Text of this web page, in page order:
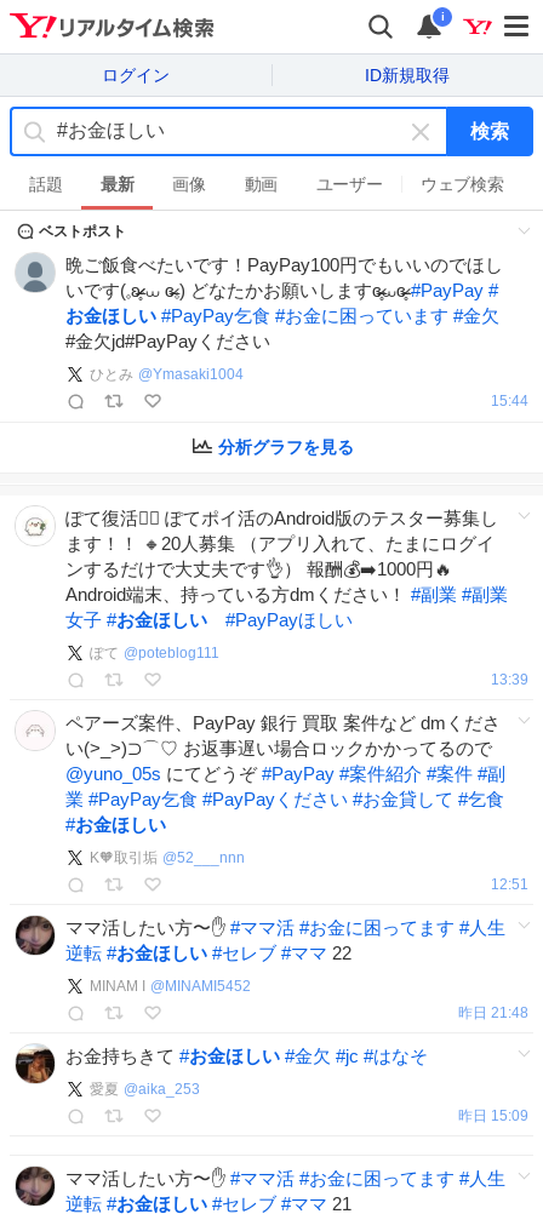
i
ログイン ID新規取得
キ
ー
ワ
ド
を
消
検索
話題 最新 画像 動画 ユーザー ウェブ検索
ベストポスト
晩ご飯食べたいです！PayPay100円でもいいのでほし
いです(𓈒ʚ̴̶̷̷̥ ⩊ ɞ̴̶̷𓈒) どなたかお願いしますɞ̴̶̷̥⩊ɞ̴̶̷̥#PayPay #
お金ほしい #PayPay乞食 #お金に困っています #金欠
#金欠jd#PayPayください
ひとみ @Ymasaki1004
15:44
分析グラフを見る
ぽて復活❤️‍🔥 ぽてポイ活のAndroid版のテスター募集し
ます！！ 🔸20人募集 （アプリ入れて、たまにログイ
ンするだけで大丈夫です👌） 報酬💰➡️1000円🔥
Android端末、持っている方dmください！ #副業 #副業
女子 #お金ほしい #PayPayほしい
ぽて @poteblog111
13:39
ペアーズ案件、PayPay 銀行 買取 案件など dmくださ
い(>_>)⊃⌒♡ お返事遅い場合ロックかかってるので
@yuno_05s にてどうぞ#PayPay #案件紹介 #案件 #副
業 #PayPay乞食 #PayPayください #お金貸して #乞食
#お金ほしい
K🧡取引垢 @52___nnn
12:51
ママ活したい方〜✋ #ママ活 #お金に困ってます #人生
逆転 #お金ほしい #セレブ #ママ 22
MINAM I @ MINAMI5452
昨日 21:48
お金持ちきて #お金ほしい #金欠 #jc #はなそ
愛夏 @aika_253
昨日 15:09
ママ活したい方〜✋ #ママ活 #お金に困ってます #人生
逆転 #お金ほしい #セレブ #ママ 21